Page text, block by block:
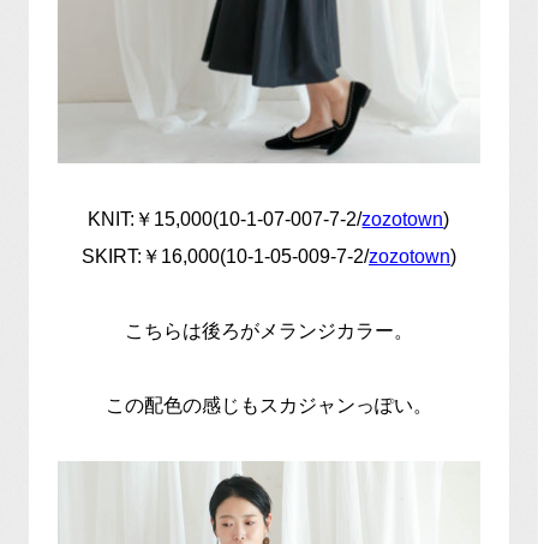
KNIT:￥15,000(10-1-07-007-7-2/zozotown)
SKIRT:￥16,000(10-1-05-009-7-2/zozotown)
こちらは後ろがメランジカラー。
この配色の感じもスカジャンっぽい。